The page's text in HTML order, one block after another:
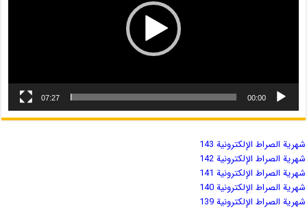
00:00
07:27
شهریة الصراط الإلكترونية 143
شهریة الصراط الإلكترونية 142
شهریة الصراط الإلكترونية 141
شهریة الصراط الإلكترونية 140
شهریة الصراط الإلكترونية 139